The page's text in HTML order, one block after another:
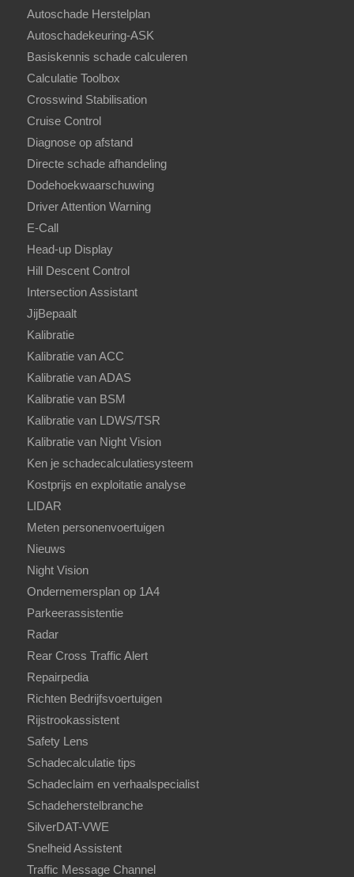
Autoschade Herstelplan
Autoschadekeuring-ASK
Basiskennis schade calculeren
Calculatie Toolbox
Crosswind Stabilisation
Cruise Control
Diagnose op afstand
Directe schade afhandeling
Dodehoekwaarschuwing
Driver Attention Warning
E-Call
Head-up Display
Hill Descent Control
Intersection Assistant
JijBepaalt
Kalibratie
Kalibratie van ACC
Kalibratie van ADAS
Kalibratie van BSM
Kalibratie van LDWS/TSR
Kalibratie van Night Vision
Ken je schadecalculatiesysteem
Kostprijs en exploitatie analyse
LIDAR
Meten personenvoertuigen
Nieuws
Night Vision
Ondernemersplan op 1A4
Parkeerassistentie
Radar
Rear Cross Traffic Alert
Repairpedia
Richten Bedrijfsvoertuigen
Rijstrookassistent
Safety Lens
Schadecalculatie tips
Schadeclaim en verhaalspecialist
Schadeherstelbranche
SilverDAT-VWE
Snelheid Assistent
Traffic Message Channel